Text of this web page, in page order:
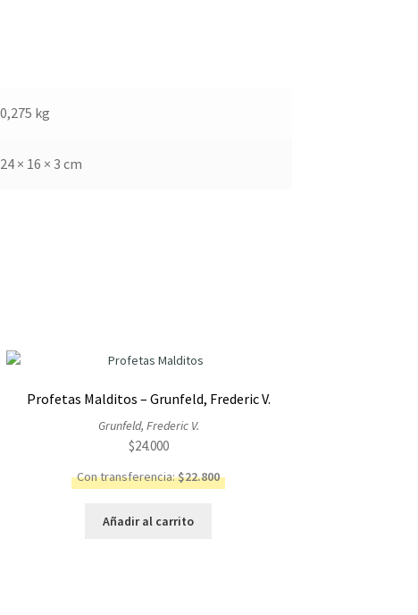
0,275 kg
24 × 16 × 3 cm
Profetas Malditos – Grunfeld, Frederic V.
Grunfeld, Frederic V.
$24.000
Con transferencia:$22.800
Añadir al carrito